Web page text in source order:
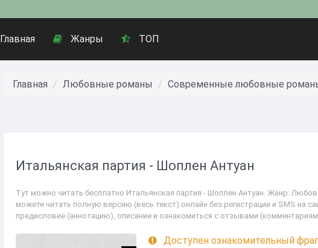
Главная Жанры ТОП
Главная Любовные романы Современные любовные
Итальянская партия - Шоплен Антуан
Тут можно читать бесплатно Итальянская партия - Шоплен Антуан. Жанр:
можете читать полную версию (весь текст) онлайн без регистрации и SMS на
предисловие (аннотацию), описание и ознакомиться с отзывами
Доступен ознакомительный